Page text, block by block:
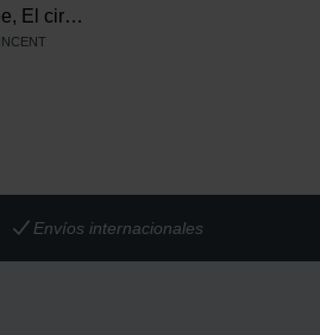
Van Gogh Giclée, El ciruelo en flor (según Hiroshige)
Envíos internacionales